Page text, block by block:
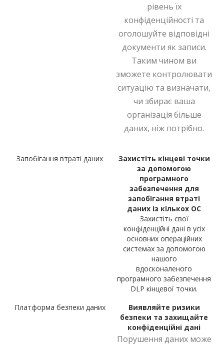
рівень їх
конфіденційності та
оголошуйте відповідні
документи як записи.
Таким чином ви
зможете контролювати
ситуацію та визначати,
чи збирає ваша
організація більше
даних, ніж потрібно.
Запобігання втраті даних
Захистіть кінцеві точки
за допомогою
програмного
забезпечення для
запобігання втраті
даних із кількох ОС
Захистіть свої
конфіденційні дані в усіх
основних операційних
системах за допомогою
нашого
вдосконаленого
програмного забезпечення
DLP кінцевої точки.
Платформа безпеки даних
Виявляйте ризики
безпеки та захищайте
конфіденційні дані
Порушення даних може